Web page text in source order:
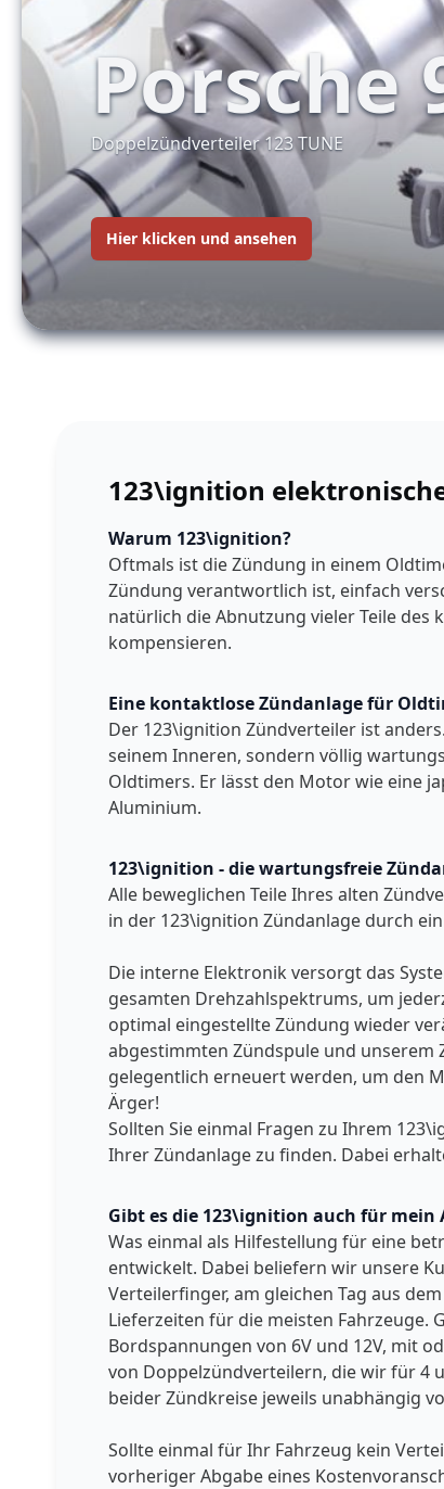
Porsche
Doppelzündverteiler 123 TUNE
Hier klicken und ansehen
123\ignition
Warum 123\ignition?
Oftmals ist die Zündung in einem
Zündung verantwortlich ist, einfach
natürlich die Abnutzung vieler Teile
kompensieren.
Eine kontaktlose Zündanlage für
Der 123\ignition Zündverteiler ist
seinem Inneren, sondern völlig
Oldtimers. Er lässt den Motor wie eine
Aluminium.
123\ignition - die wartungsfreie
Alle beweglichen Teile Ihres alten
in der 123\ignition Zündanlage durch
Die interne Elektronik versorgt das
gesamten Drehzahlspektrums, um
optimal eingestellte Zündung wieder
abgestimmten Zündspule und unserem
gelegentlich erneuert werden, um den
Ärger!
Sollten Sie einmal Fragen zu Ihrem
Ihrer Zündanlage zu finden. Dabei
Gibt es die 123\ignition auch für mein
Was einmal als Hilfestellung für eine
entwickelt. Dabei beliefern wir unsere
Verteilerfinger, am gleichen Tag aus
Lieferzeiten für die meisten Fahrzeuge.
Bordspannungen von 6V und 12V, mit
von Doppelzündverteilern, die wir für 4
beider Zündkreise jeweils unabhängig
Sollte einmal für Ihr Fahrzeug kein
vorheriger Abgabe eines